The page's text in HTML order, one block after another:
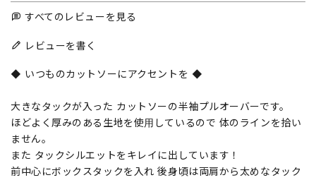
すべてのレビューを見る
レビューを書く
◆ いつものカットソーにアクセントを ◆
大きなタックが入った カットソーの半袖プルオーバーです。
ほどよく厚みのある生地を使用しているので 体のラインを拾い
ません。
また タックシルエットをキレイに出しています！
前中心にボックスタックを入れ 後身頃は両肩から太めなタック